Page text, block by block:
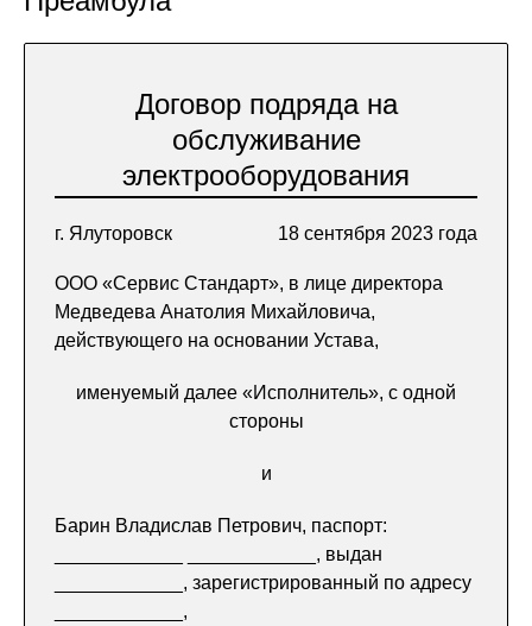
Договор подряда на
обслуживание
электрооборудования
г. Ялуторовск 18 сентября 2023 года
ООО «Сервис Стандарт», в лице директора
Медведева Анатолия Михайловича,
действующего на основании Устава,
именуемый далее «Исполнитель», с одной
стороны
и
Барин Владислав Петрович, паспорт:
____________ ____________, выдан
____________, зарегистрированный по адресу
____________,